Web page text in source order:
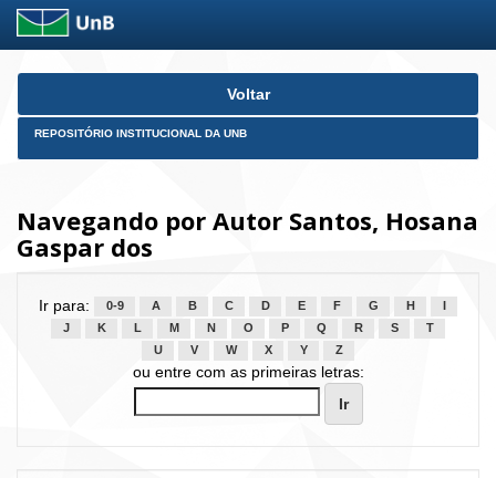
Skip
Voltar
REPOSITÓRIO INSTITUCIONAL DA UNB
Navegando por Autor Santos, Hosana
Gaspar dos
Ir para: 0-9 A B C D E F G H
J
K L M N O P Q R S
T
U
V W X Y Z
ou entre com as primeiras letras: